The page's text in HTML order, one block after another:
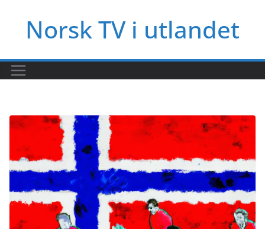
innholdetNorsk TV i utlandet